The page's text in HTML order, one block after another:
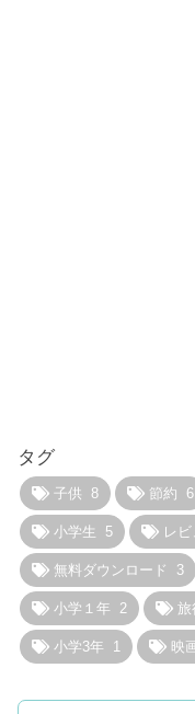
タグ
子供 8 節約 6
小学生 5 レ
無料ダウンロード 3
小学１年 2 旅
小学3年 1 映